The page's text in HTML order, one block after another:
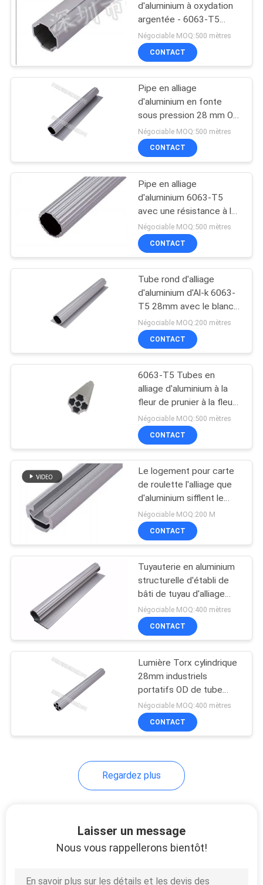
Joints de tuyau en
plastique
tuyau d'acier enduit
en plastique
Support de tuyau
d'acier
Établi de tuyau
Voie de rouleau
31
Joint pour la voie de
rouleau
Garnitures de
d'aluminium à oxydation
argentée - 6063-T5
Tubes structurelles pour
montage de bancs de
travail et de racks
Négociable MOQ:500 mètres
CONTACT
Pipe en alliage
d'aluminium en fonte
sous pression 28 mm OD
- Tubes de cadre légères
réutilisables pour les
racks industriels
Négociable MOQ:500 mètres
CONTACT
Pipe en alliage
d'aluminium 6063-T5
avec une résistance à la
flexion de 1,5 fois pour
les systèmes modulaires
de support de tuyauterie
Négociable MOQ:500 mètres
CONTACT
Tube rond d'alliage
d'aluminium d'Al-k 6063-
T5 28mm avec le blanc
encoché d'argent de
bord
Négociable MOQ:200 mètres
CONTACT
6063-T5 Tubes en
alliage d'aluminium à la
fleur de prunier à la fleur
d'oxydation argentée
Négociable MOQ:500 mètres
CONTACT
Le logement pour carte
de roulette l'alliage que
d'aluminium sifflent le
tuyau sans couture
expulsé a anodisé AL-C
Négociable MOQ:200 M
CONTACT
Tuyauterie en aluminium
structurelle d'établi de
bâti de tuyau d'alliage
d'aluminium d'OD 28mm
Négociable MOQ:400 mètres
CONTACT
Lumière Torx cylindrique
28mm industriels
portatifs OD de tube
d'alliage d'aluminium
Négociable MOQ:400 mètres
CONTACT
Regardez plus
Laisser un message
Nous vous rappellerons bientôt!